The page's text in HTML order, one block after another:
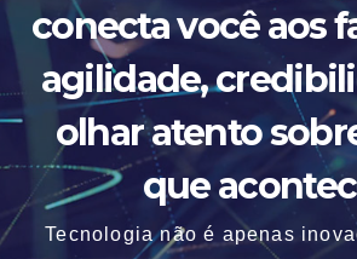
conecta você aos
agilidade,
olhar atento
que
Tecnologia não é apenas